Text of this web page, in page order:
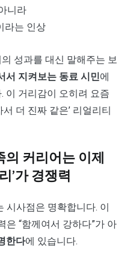
니라
라는 인상
성과를 대신 말해주는 보
서 지켜보는 동료 시민에
이 거리감이 오히려 요즘
더 진짜 같은’ 리얼리티
커리어는 이제
’가 경쟁력
시사점은 명확합니다. 이
은 “함께여서 강하다”가 아
한다에 있습니다.